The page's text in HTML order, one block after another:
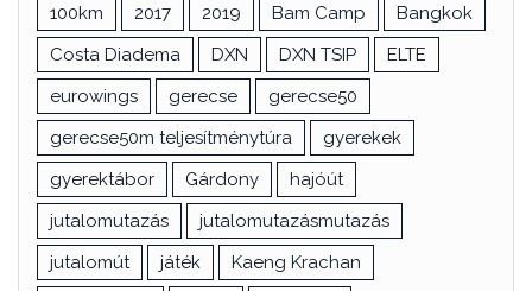
100km 2017 2019 Bam Camp
Bangkok
Costa Diadema
DXN DXN TSIP
ELTE
eurowings
gerecse
gerecse50
gerecse50m teljesítménytúra
gyerekek
gyerektábor
Gárdony
hajóút
jutalomutazás
jutalomutazásmutazás
jutalomút
játék
Kaeng Krachan